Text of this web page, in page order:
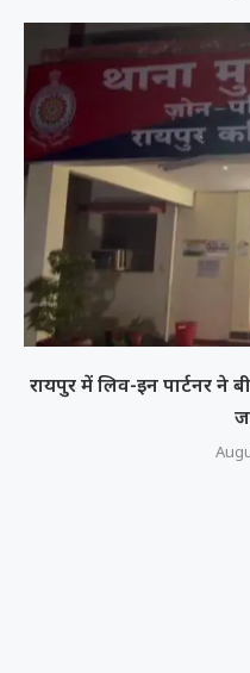
रायपुर में लिव-इन पार्टनर ने